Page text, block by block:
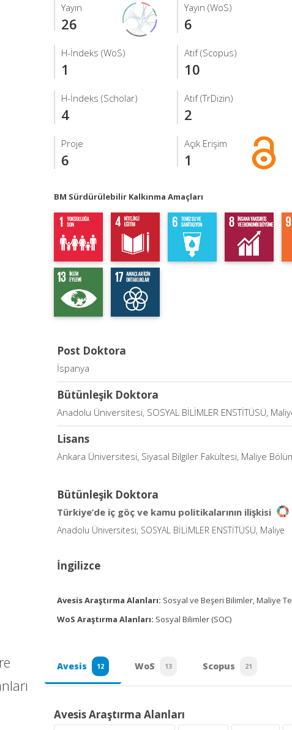
Yayın
26
Yayın (WoS)
6
H-İndeks (WoS)
1
Atıf (Scopus)
10
H-İndeks (Scholar)
4
Atıf (TrDizin)
2
Proje
6
Açık Erişim
1
BM Sürdürülebilir Kalkınma Amaçları
Post Doktora
İspanya
Bütünleşik Doktora
Anadolu Üniversitesi, SOSYAL BİLİMLER ENSTİTÜSÜ,
Lisans
Ankara Üniversitesi, Siyasal Bilgiler Fakültesi, Maliye
Bütünleşik Doktora
Türkiye’de iç göç ve kamu politikalarının ilişkisi
Anadolu Üniversitesi, SOSYAL BİLİMLER ENSTİTÜSÜ, Maliye
İngilizce
Avesis Araştırma Alanları: Sosyal ve Beşeri Bilimler, Maliye
WoS Araştırma Alanları: Sosyal Bilimler (SOC)
Avesis 12 WoS 13 Scopus 21
Avesis Araştırma Alanları